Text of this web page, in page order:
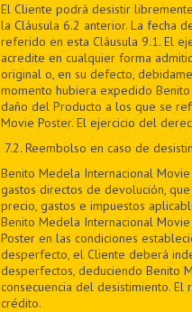
El Cliente podrá desistir
la Cláusula 6.2 anterior. La fecha
referido en esta Cláusula 9.1. El
acredite en cualquier forma
original o, en su defecto,
momento hubiera expedido
daño del Producto a los que se
Movie Poster. El ejercicio del
7.2. Reembolso en caso de
Benito Medela Internacional
gastos directos de devolución,
precio, gastos e impuestos
Benito Medela Internacional
Poster en las condiciones
desperfecto, el Cliente deberá
desperfectos, deduciendo Benito
consecuencia del desistimiento.
crédito.